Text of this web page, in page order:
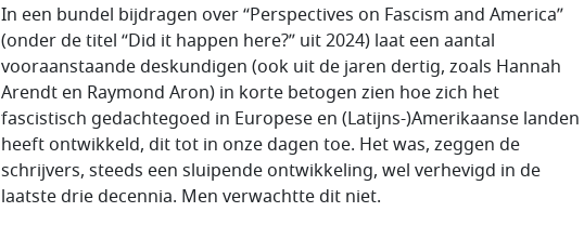
In een bundel bijdragen over “Perspectives on Fascism and America”
(onder de titel “Did it happen here?” uit 2024) laat een aantal
vooraanstaande deskundigen (ook uit de jaren dertig, zoals Hannah
Arendt en Raymond Aron) in korte betogen zien hoe zich het
fascistisch gedachtegoed in Europese en (Latijns-)Amerikaanse landen
heeft ontwikkeld, dit tot in onze dagen toe. Het was, zeggen de
schrijvers, steeds een sluipende ontwikkeling, wel verhevigd in de
laatste drie decennia. Men verwachtte dit niet.